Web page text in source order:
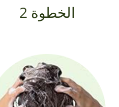
الخطوة 2